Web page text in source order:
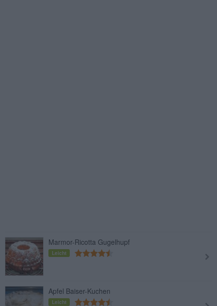
Marmor-Ricotta Gugelhupf
Leicht
Apfel Baiser-Kuchen
Leicht